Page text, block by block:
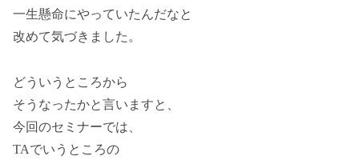
一生懸命にやっていたんだなと
改めて気づきました。
どういうところから
そうなったかと言いますと、
今回のセミナーでは、
TAでいうところの